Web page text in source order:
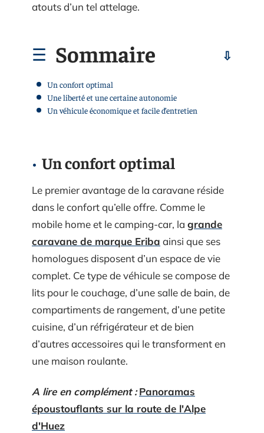
atouts d’un tel attelage.
Sommaire
Un confort optimal
Une liberté et une certaine autonomie
Un véhicule économique et facile d’entretien
Un confort optimal
Le premier avantage de la caravane réside
dans le confort qu’elle offre. Comme le
mobile home et le camping-car, la grande
caravane de marque Eriba ainsi que ses
homologues disposent d’un espace de vie
complet. Ce type de véhicule se compose de
lits pour le couchage, d’une salle de bain, de
compartiments de rangement, d’une petite
cuisine, d’un réfrigérateur et de bien
d’autres accessoires qui le transforment en
une maison roulante.
A lire en complément : Panoramas
époustouflants sur la route de l'Alpe
d'Huez